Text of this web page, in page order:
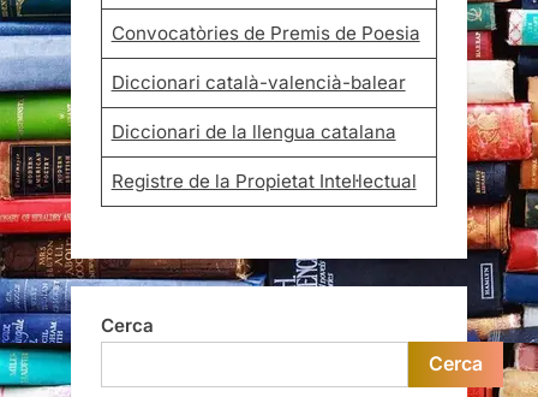
Convocatòries de Premis de Poesia
Diccionari català-valencià-balear
Diccionari de la llengua catalana
Registre de la Propietat Intel·lectual
Cerca
Cerca